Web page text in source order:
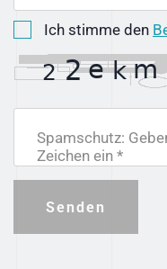
Ich stimme den
Spamschutz:
Zeichen ein *
Senden